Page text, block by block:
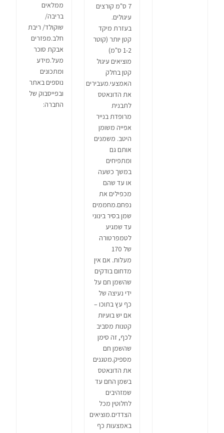
7 ס"מ קורצים
עיגולים.
בעזרת מיקד
קטן יותר (קוטר
1-2 ס"מ)
מוציאים עיגול
קטן בחלק
האמצעי.מעבירים
את הדונאטס
לתבנית
מרופדת בנייר
אפייה משומן
היטב. משמנים
אותם גם
ומתפיחים
במשך כשעה
או עד שהם
מכפילים את
נפחם.מחממים
שמן בסיר בינוני
עד שמגיע
לטמפרטורה
של 170
מעלות. אם אין
מדחום בודקים
שהשמן חם על
ידי נעיצה של
כף עץ בתוכו –
אם יש בועיות
קטנות מסביב
לכף, זה סימן
שהשמן חם
מספיק.מטגנים
את הדונאטס
בשמן החם עד
שמזהיבים
לחלוטין מכל
הצדדים.מוציאים
באמצעות כף
ממלאים
בריבה/
שוקולד/ ריבת
חלב.מפזרים
אבקת סוכר
מעל.מידע
ומתכונים
נוספים באתר
ובפייסבוק של
החברה: